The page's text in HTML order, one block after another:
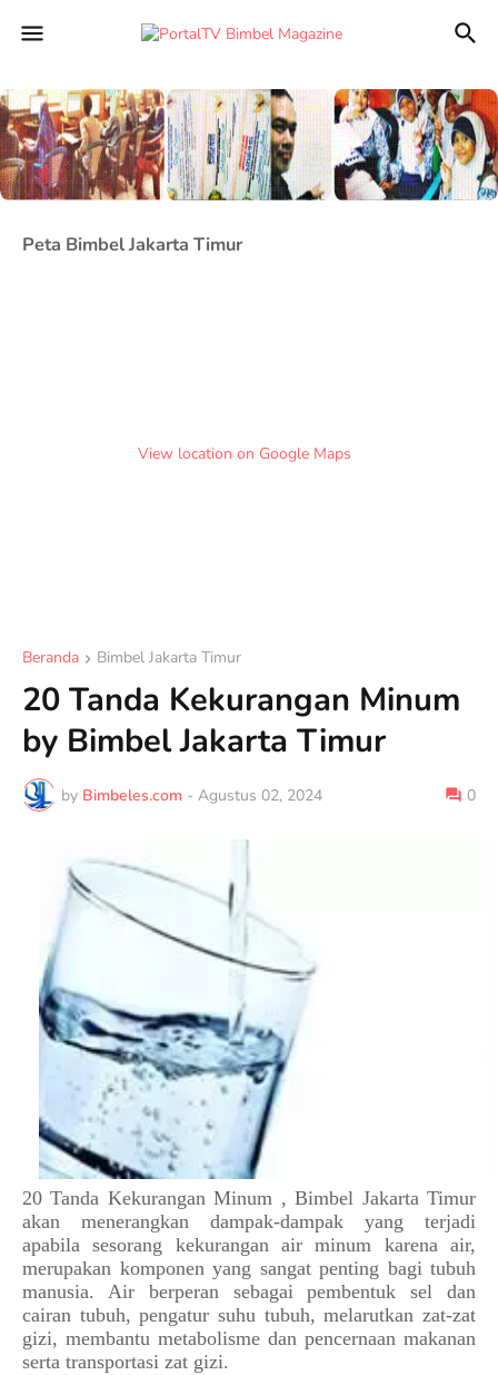
Peta Bimbel Jakarta Timur
View location on Google Maps
Beranda Bimbel Jakarta Timur
20 Tanda Kekurangan Minum
by Bimbel Jakarta Timur
by Bimbeles.com - Agustus 02, 2024 0
20 Tanda Kekurangan Minum , Bimbel Jakarta Timur
akan menerangkan dampak-dampak yang terjadi
apabila sesorang kekurangan air minum karena air,
merupakan komponen yang sangat penting bagi tubuh
manusia. Air berperan sebagaipembentuk sel dan
cairan tubuh, pengatur suhu tubuh, melarutkan zat-zat
gizi, membantu metabolisme dan pencernaan makanan
serta transportasi zat gizi.